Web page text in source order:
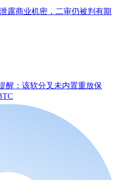
露商业机密，二审仍被判有期
醒：该软分叉未内置重放保